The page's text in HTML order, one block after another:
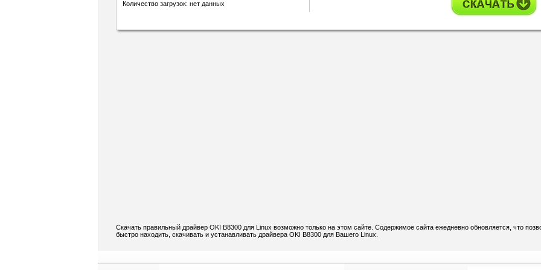
Количество загрузок: нет данных
Скачать правильный драйвер OKI B8300 для Linux возможно только на этом сайте. Содержимое сайта ежедневно обновляется, что
быстро находить, скачивать и устанавливать драйвера OKI B8300 для Вашего Linux.